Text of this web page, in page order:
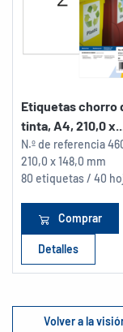
Etiquetas chorro
tinta, A4, 210,0
N.º de referencia
210,0 x 148,0 mm
80 etiquetas / 40
Comprar
Detalles
Volver a la